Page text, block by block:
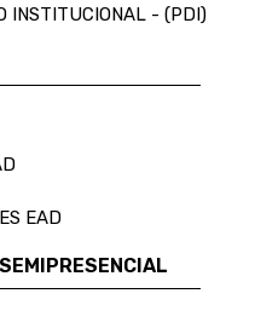
INSTITUCIONAL - (PDI)
EAD